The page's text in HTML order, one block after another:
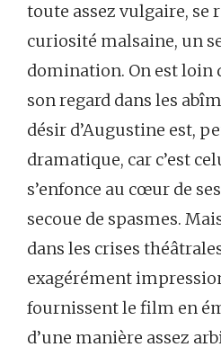
toute assez vulgaire, se
curiosité malsaine, un
domination. On est loin
son regard dans les
désir d’Augustine est,
dramatique, car c’est
s’enfonce au cœur de
secoue de spasmes.
dans les crises
exagérément
fournissent le film en
d’une manière assez